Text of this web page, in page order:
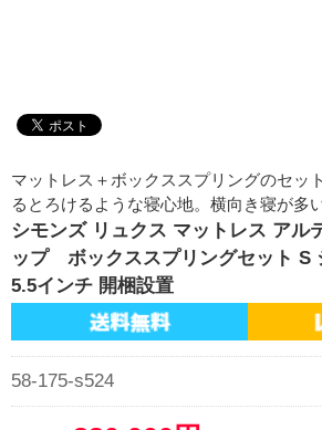
マットレス＋ボックススプリングのセッ
るとろけるような寝心地。横向き寝が多
シモンズ リュクス マットレス アル
ップ ボックススプリングセット S
5.5インチ 開梱設置
58-175-s524